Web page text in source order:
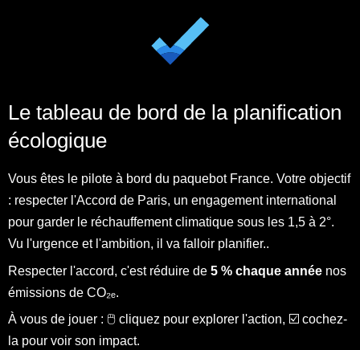
Le tableau de bord de la planification
écologique
Vous êtes le pilote à bord du paquebot France. Votre objectif
: respecter l'Accord de Paris, un engagement international
pour garder le réchauffement climatique sous les 1,5 à 2°.
Vu l'urgence et l'ambition, il va falloir planifier..
Respecter l'accord, c'est réduire de 5 % chaque année nos
émissions de CO₂ₑ.
À vous de jouer : 🖱️ cliquez pour explorer l'action, ☑️ cochez-
la pour voir son impact.